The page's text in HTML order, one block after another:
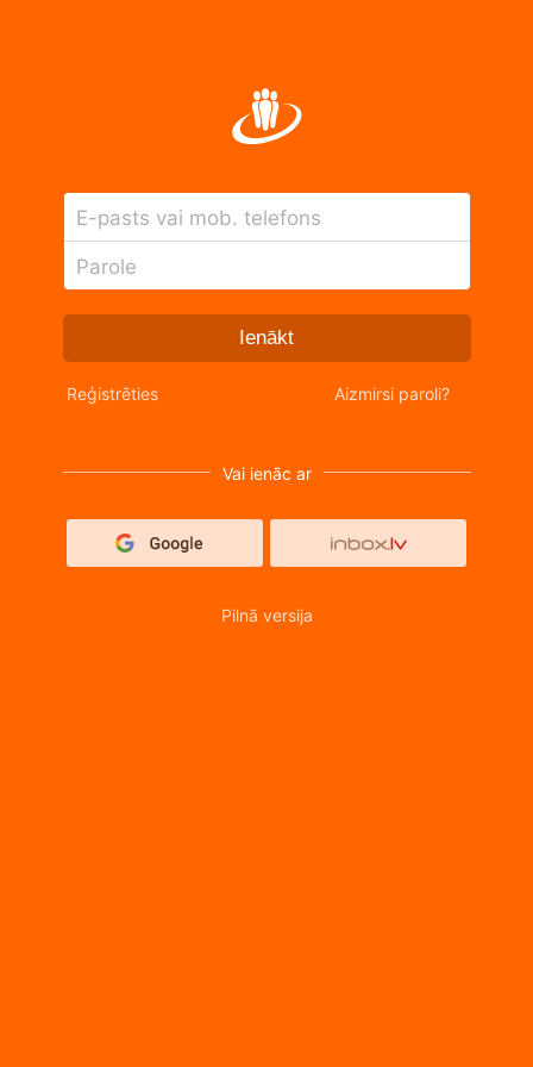
E-pasts vai mob. telefons
Parole
Ienākt
Reģistrēties Aizmirsi paroli?
Vai ienāc ar
Pilnā versija